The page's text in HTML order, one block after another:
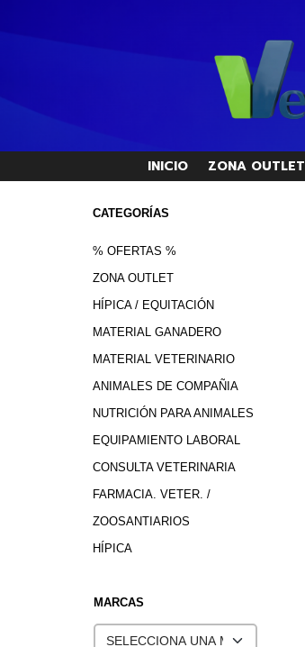
INICIO ZONA OUTLET
CATEGORÍAS
% OFERTAS %
ZONA OUTLET
HÍPICA / EQUITACIÓN
MATERIAL GANADERO
MATERIAL VETERINARIO
ANIMALES DE COMPAÑIA
NUTRICIÓN PARA ANIMALES
EQUIPAMIENTO LABORAL
CONSULTA VETERINARIA
FARMACIA. VETER. /
ZOOSANTIARIOS
HÍPICA
MARCAS